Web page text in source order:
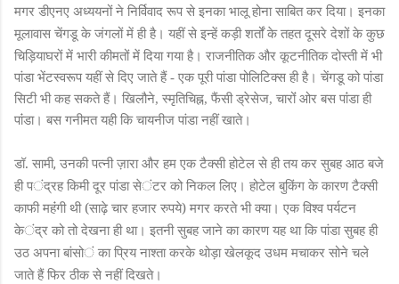
मगर डीएनए अध्ययनों ने निर्विवाद रूप से इनका भालू होना साबित कर दिया। इनका
मूलावास चेंगडू के जंगलों में ही है। यहीं से इन्हें कड़ीशर्तोंकेतहत दूसरे देशों के कुछ
चिड़ियाघरों में भारी कीमतों में दिया गया है। राजनीतिक और कूटनीतिकदोस्ती में भी
पांडा भेंटस्वरूप यहीं से दिए जाते हैं - एक पूरी पांडा पोलिटिक्स ही है। चेंगडू को पांडा
सिटी भी कह सकते हैं। खिलौने, स्मृतिचिह्न, फैंसीड्रेसेज, चारोंं ओर बस पांंडाही
पांंडा। बस गनीमत यही कि चायनीज पांडा नहीं खाते।
डॉ. सामी, उनकी पत्नी ज़ारा और हम एक टैक्सी होटेल से ही तय कर सुबह आठ बजे
ही पंद्रह किमी दूर पांडा सेंटर को निकल लिए । होटेल बुकिंग के कारण टैक्सी
काफी महंंगी थी (साढ़े चार हजार रुपये) मगर करते भी क्या। एक विश्व पर्यटन
केंद्र को तो देखना ही था। इतनी सुबह जाने का कारण यह था कि पांडा सुबह ही
उठ अपना बांसों का प्रिय नाश्ता करके थोड़ा खेलकूद उधम मचाकर सोने चले
जाते हैं फिर ठीक से नहीं दिखते।